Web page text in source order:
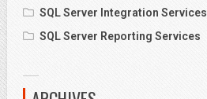
SQL Server Integration Services
SQL Server Reporting Services